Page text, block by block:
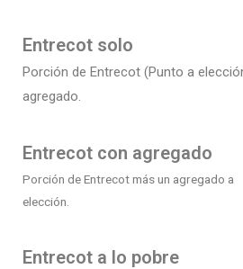
Entrecot solo
Porción de Entrecot (Punto a
agregado.
Entrecot con agregado
Porción de Entrecot más un agregado a
elección.
Entrecot a lo pobre